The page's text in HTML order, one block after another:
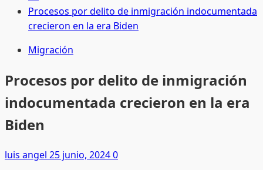
Procesos por delito de inmigración indocumentada
crecieron en la era Biden
Migración
Procesos por delito de inmigración
indocumentada crecieron en la era
Biden
luis angel 25 junio, 20240